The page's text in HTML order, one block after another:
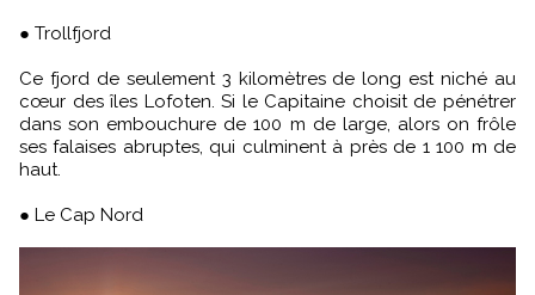
● Trollfjord
Ce fjord de seulement 3 kilomètres de long est niché au
cœur des îles Lofoten. Si le Capitaine choisit de pénétrer
dans son embouchure de 100 m de large, alors on frôle
ses falaises abruptes, qui culminent à près de 1 100 m de
haut.
● Le Cap Nord